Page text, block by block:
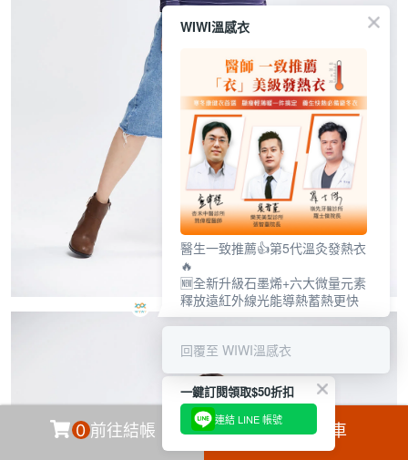
0 前往結帳 加入購物車
一鍵訂閱領取$50折扣
連結 LINE 帳號
WIWI溫感衣
醫生一致推薦👍第5代溫灸發熱衣
🔥
🆕全新升級石墨烯+六大微量元素
釋放遠紅外線光能導熱蓄熱更快
回覆至 WIWI溫感衣